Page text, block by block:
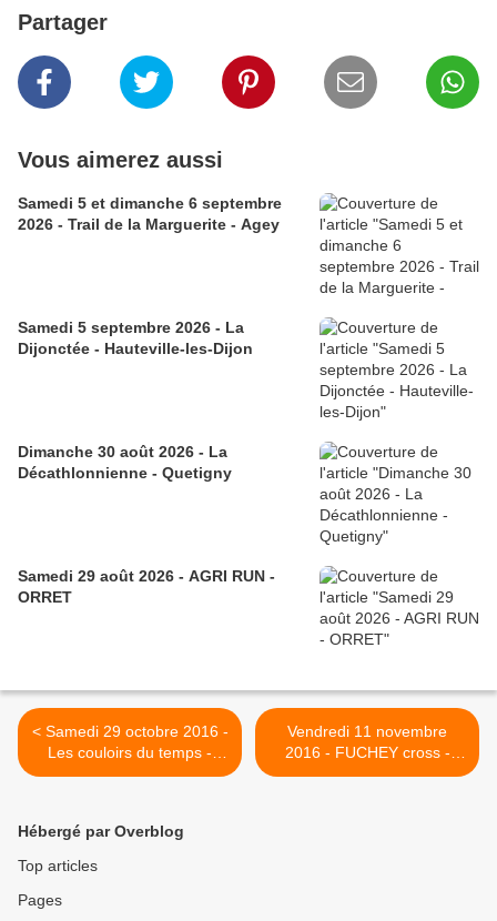
Partager
Vous aimerez aussi
Samedi 5 et dimanche 6 septembre
2026 - Trail de la Marguerite - Agey
Samedi 5 septembre 2026 - La
Dijonctée - Hauteville-les-Dijon
Dimanche 30 août 2026 - La
Décathlonnienne - Quetigny
Samedi 29 août 2026 - AGRI RUN -
ORRET
< Samedi 29 octobre 2016 -
Les couloirs du temps -
Auxonne
Vendredi 11 novembre
2016 - FUCHEY cross -
Arnay le Duc >
Hébergé par Overblog
Top articles
Pages